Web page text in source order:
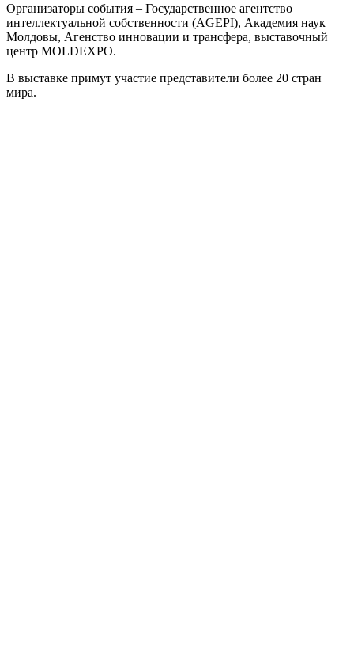
Организаторы события – Государственное агентство
интеллектуальной собственности (AGEPI), Академия наук
Молдовы, Агенство инновации и трансфера, выставочный
центр MOLDEXPO.
В выставке примут участие представители более 20 стран
мира.